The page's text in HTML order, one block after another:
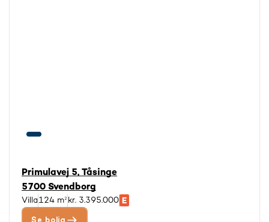
Primulavej 5, Tåsinge
5700 Svendborg
Villa124 m² kr. 3.395.000